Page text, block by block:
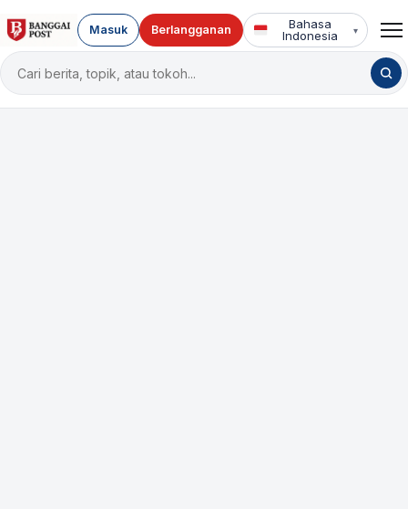
Cari
berita
Masuk Berlangganan
Bahasa
Indonesia
▾